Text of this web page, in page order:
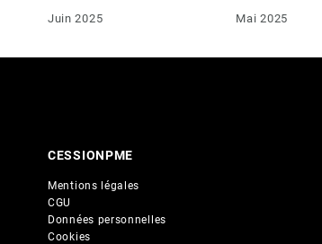
Juin 2025 Mai 2025
CESSIONPME
Mentions légales
CGU
Données personnelles
Cookies